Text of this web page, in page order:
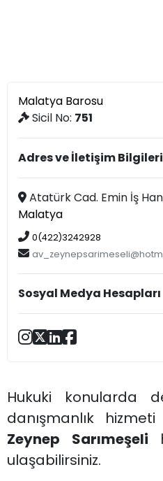
Malatya Barosu
Sicil No: 751
Adres ve İletişim Bilgileri
Atatürk Cad. Emin İş
Malatya
0(422)3242928
Sosyal Medya Hesapları
Hukuki konularda
danışmanlık
Zeynep Sarımeşeli
ulaşabilirsiniz.